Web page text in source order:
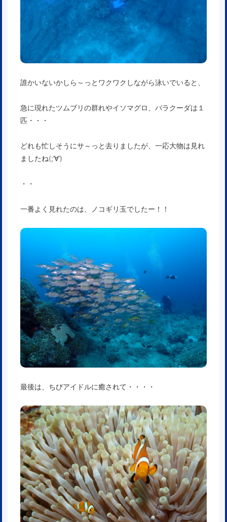
誰かいないかしら～っとワクワクしながら泳いでいると、
急に現れたツムブリの群れやイソマグロ、バラクーダは１
匹・・・
どれも忙しそうにサ～っと去りましたが、一応大物は見れ
ましたね(;’∀’)
・・
一番よく見れたのは、ノコギリ玉でしたー！！
最後は、ちびアイドルに癒されて・・・・